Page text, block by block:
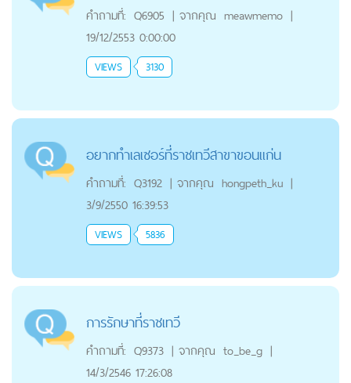
คำถามที่: Q6905 | จากคุณ meawmemo |
19/12/2553 0:00:00
VIEWS 3130
อยากทำเลเซอร์ที่ราชเทวีสาขาขอนเเก่น
คำถามที่: Q3192 | จากคุณ hongpeth_ku |
3/9/2550 16:39:53
VIEWS 5836
การรักษาที่ราชเทวี
คำถามที่: Q9373 | จากคุณ to_be_g |
14/3/2546 17:26:08